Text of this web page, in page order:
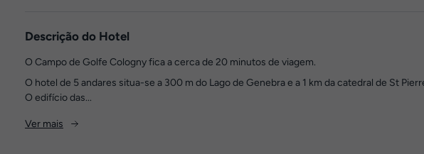
Descrição do Hotel
O Campo de Golfe Cologny fica a cerca de 20 minutos de viagem.
O hotel de 5 andares situa-se a 300 m do Lago de Genebra e a 1 km da catedral de St
O edifício das...
Ver mais